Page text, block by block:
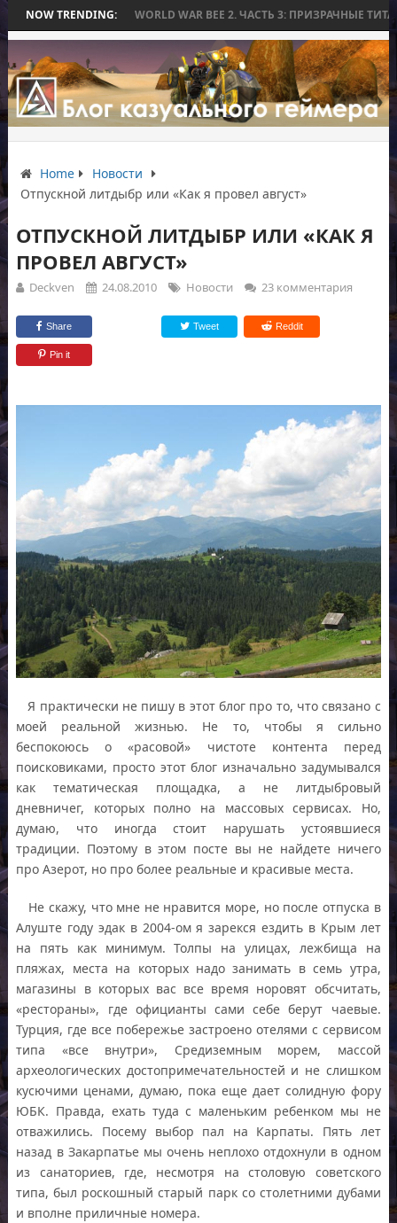
NOW TRENDING:
WORLD WAR BEE 2. ЧАСТЬ 3: ПРИЗРАЧНЫЕ ТИТАНЫ И
Home
Новости
Отпускной литдыбр или «Как я провел август»
ОТПУСКНОЙ ЛИТДЫБР ИЛИ «КАК Я
ПРОВЕЛ АВГУСТ»
Deckven 24.08.2010 Новости 23 комментария
Share Tweet Reddit
Pin it
Я практически не пишу в этот блог про то, что связано с
моей реальной жизнью. Не то, чтобы я сильно
беспокоюсь о «расовой» чистоте контента перед
поисковиками, просто этот блог изначально задумывался
как тематическая площадка, а не литдыбровый
дневничег, которых полно на массовых сервисах. Но,
думаю, что иногда стоит нарушать устоявшиеся
традиции. Поэтому в этом посте вы не найдете ничего
про Азерот, но про более реальные и красивые места.
Не скажу, что мне не нравится море, но после отпуска в
Алуште году эдак в 2004-ом я зарекся ездить в Крым лет
на пять как минимум. Толпы на улицах, лежбища на
пляжах, места на которых надо занимать в семь утра,
магазины в которых вас все время норовят обсчитать,
«рестораны», где официанты сами себе берут чаевые.
Турция, где все побережье застроено отелями с сервисом
типа «все внутри», Средиземным морем, массой
археологических достопримечательностей и не слишком
кусючими ценами, думаю, пока еще дает солидную фору
ЮБК. Правда, ехать туда с маленьким ребенком мы не
отважились. Посему выбор пал на Карпаты. Пять лет
назад в Закарпатье мы очень неплохо отдохнули в одном
из санаториев, где, несмотря на столовую советского
типа, был роскошный старый парк со столетними дубами
и вполне приличные номера.